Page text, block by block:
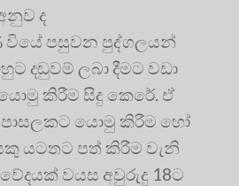
ද
පසුවන පුද්ගලයන්
දඬුවම් ලබා දීමට වඩා
කිරීම සිදු කෙරේ. ඒ
යොමු කිරීම හෝ
යටතට පත් කිරීම වැනි
වයස අවුරුදු 18ට